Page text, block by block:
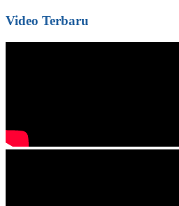
Video Terbaru